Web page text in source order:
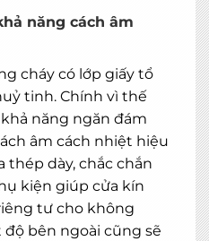
năng cách âm
cháy có lớp giấy tổ
tinh. Chính vì thế
năng ngăn đám
âm cách nhiệt hiệu
thép dày, chắc chắn
kiện giúp cửa kín
tư cho không
bên ngoài cũng sẽ